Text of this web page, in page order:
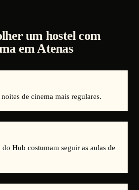
um hostel com
em Atenas
de cinema mais regulares.
Hub costumam seguir as aulas de